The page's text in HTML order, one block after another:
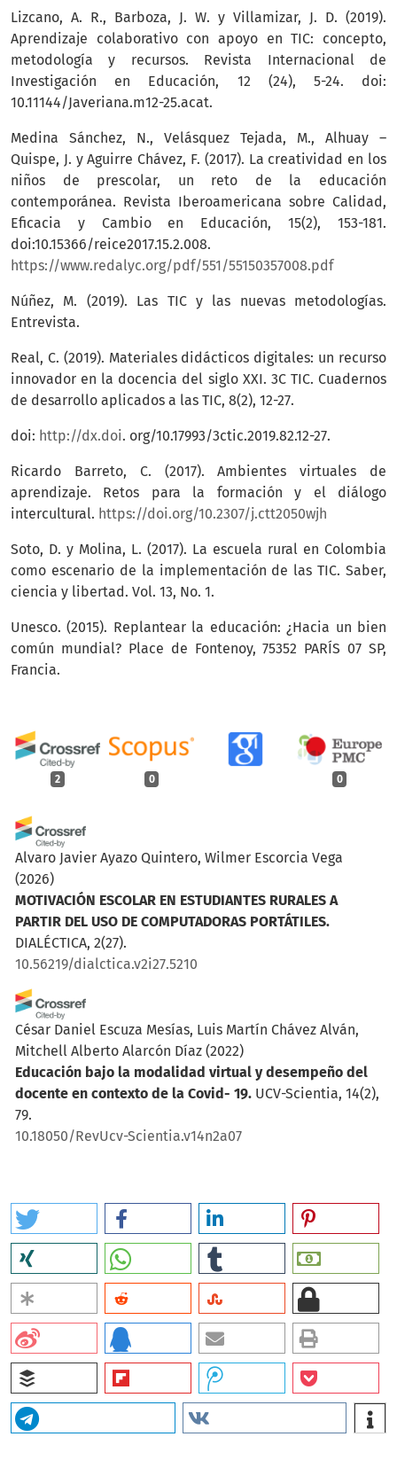
2 0 0
Alvaro Javier Ayazo Quintero, Wilmer Escorcia Vega
(2026)
MOTIVACIÓN ESCOLAR EN ESTUDIANTES RURALES A
PARTIR DEL USO DE COMPUTADORAS PORTÁTILES.
DIALÉCTICA, 2(27).
10.56219/dialctica.v2i27.5210
César Daniel Escuza Mesías, Luis Martín Chávez Alván,
Mitchell Alberto Alarcón Díaz (2022)
Educación bajo la modalidad virtual y desempeño del
docente en contexto de la Covid- 19. UCV-Scientia, 14(2),
79.
10.18050/RevUcv-Scientia.v14n2a07
Lizcano, A. R., Barboza, J. W. y Villamizar, J. D. (2019).
Aprendizaje colaborativo con apoyo en TIC: concepto,
metodología y recursos. Revista Internacional de
Investigación en Educación, 12 (24), 5-24. doi:
10.11144/Javeriana.m12-25.acat.
Medina Sánchez, N., Velásquez Tejada, M., Alhuay –
Quispe, J. y Aguirre Chávez, F. (2017). La creatividad en los
niños de prescolar, un reto de la educación
contemporánea. Revista Iberoamericana sobre Calidad,
Eficacia y Cambio en Educación, 15(2), 153-181.
doi:10.15366/reice2017.15.2.008.
https://www.redalyc.org/pdf/551/55150357008.pdf
Núñez, M. (2019). Las TIC y las nuevas metodologías.
Entrevista.
Real, C. (2019). Materiales didácticos digitales: un recurso
innovador en la docencia del siglo XXI. 3C TIC. Cuadernos
de desarrollo aplicados a las TIC, 8(2), 12-27.
doi: http://dx.doi. org/10.17993/3ctic.2019.82.12-27.
Ricardo Barreto, C. (2017). Ambientes virtuales de
aprendizaje. Retos para la formación y el diálogo
intercultural. https://doi.org/10.2307/j.ctt2050wjh
Soto, D. y Molina, L. (2017). La escuela rural en Colombia
como escenario de la implementación de las TIC. Saber,
ciencia y libertad. Vol. 13, No. 1.
Unesco. (2015). Replantear la educación: ¿Hacia un bien
común mundial? Place de Fontenoy, 75352 PARÍS 07 SP,
Francia.